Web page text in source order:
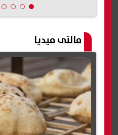
مالتى ميديا